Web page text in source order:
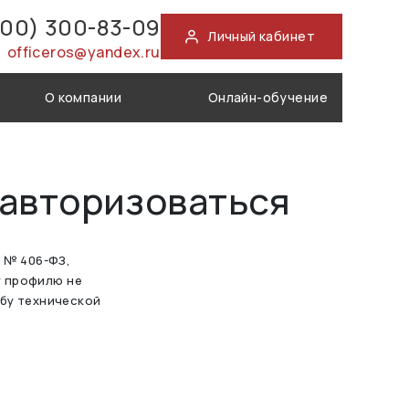
300-83-09
officeros@yandex.ru
Личный кабинет
О компании Онлайн-обучение
№ 406-ФЗ,
профилю не
технической